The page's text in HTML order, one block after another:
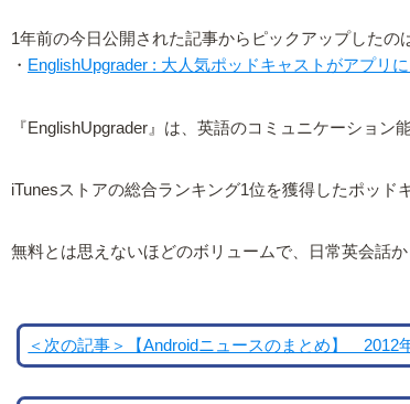
1年前の今日公開された記事からピックアップしたの
・ EnglishUpgrader : 大人気ポッドキャストがアプリ
『EnglishUpgrader』は、英語のコミュニケーショ
iTunesストアの総合ランキング1位を獲得したポッド
無料とは思えないほどのボリュームで、日常英会話
＜次の記事＞【Androidニュースのまとめ】 2012